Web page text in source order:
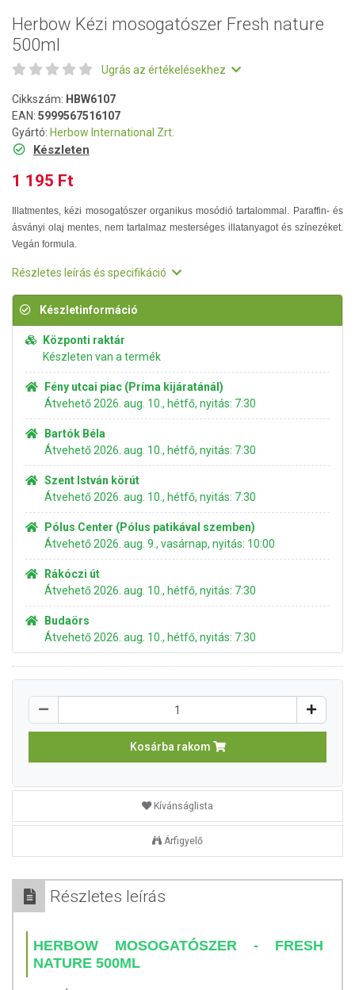
Herbow Kézi mosogatószer Fresh nature
500ml
Ugrás az értékelésekhez
Cikkszám: HBW6107
EAN: 5999567516107
Gyártó: Herbow International Zrt.
Készleten
1 195 Ft
Illatmentes, kézi mosogatószer organikus mosódió tartalommal. Paraffin- és
ásványi olaj mentes, nem tartalmaz mesterséges illatanyagot és színezéket.
Vegán formula.
Részletes leírás és specifikáció
Készletinformáció
Központi raktár
Készleten van a termék
Fény utcai piac (Príma kijáratánál)
Átvehető 2026. aug. 10., hétfő, nyitás: 7:30
Bartók Béla
Átvehető 2026. aug. 10., hétfő, nyitás: 7:30
Szent István körút
Átvehető 2026. aug. 10., hétfő, nyitás: 7:30
Pólus Center (Pólus patikával szemben)
Átvehető 2026. aug. 9., vasárnap, nyitás: 10:00
Rákóczi út
Átvehető 2026. aug. 10., hétfő, nyitás: 7:30
Budaörs
Átvehető 2026. aug. 10., hétfő, nyitás: 7:30
Kosárba rakom
Kívánságlista
Árfigyelő
Részletes leírás
HERBOW MOSOGATÓSZER - FRESH
NATURE 500ML